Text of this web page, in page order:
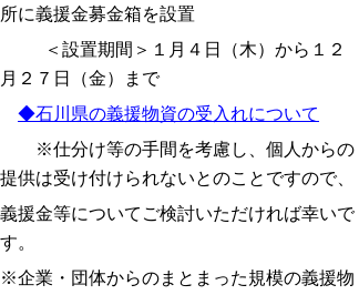
所に義援金募金箱を設置
＜設置期間＞１月４日（木）から１２
月２７日（金）まで
◆石川県の義援物資の受入れについて
※仕分け等の手間を考慮し、個人からの
提供は受け付けられないとのことですので、
義援金等についてご検討いただければ幸いで
す。
※企業・団体からのまとまった規模の義援物